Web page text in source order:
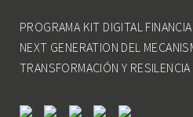
PROGRAMA KIT DIGITAL
NEXT GENERATION DEL
TRANSFORMACIÓN Y RESILENCIA